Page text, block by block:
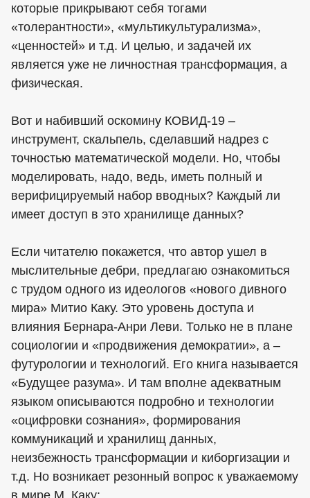
которые прикрывают себя тогами
«толерантности», «мультикультурализма»,
«ценностей» и т.д. И целью, и задачей их
является уже не личностная трансформация, а
физическая.
Вот и набивший оскомину КОВИД-19 –
инструмент, скальпель, сделавший надрез с
точностью математической модели. Но, чтобы
моделировать, надо, ведь, иметь полный и
верифицируемый набор вводных? Каждый ли
имеет доступ в это хранилище данных?
Если читателю покажется, что автор ушел в
мыслительные дебри, предлагаю ознакомиться
с трудом одного из идеологов «нового дивного
мира» Митио Каку. Это уровень доступа и
влияния Бернара-Анри Леви. Только не в плане
социологии и «продвижения демократии», а –
футурологии и технологий. Его книга называется
«Будущее разума». И там вполне адекватным
языком описываются подробно и технологии
«оцифровки сознания», формирования
коммуникаций и хранилищ данных,
неизбежность трансформации и киборгизации и
т.д. Но возникает резонный вопрос к уважаемому
в мире М. Каку: